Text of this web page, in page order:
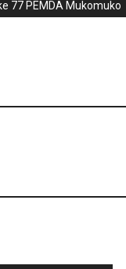
77 PEMDA Mukomuko